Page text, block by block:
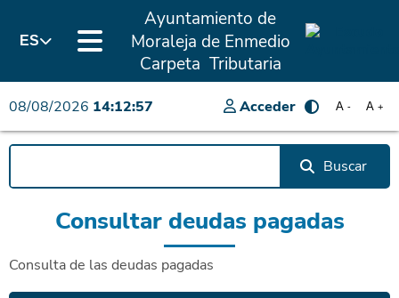
ES
Ayuntamiento de
Moraleja de Enmedio
Carpeta Tributaria
08/08/2026 14:12:57 Acceder A +
A -
Buscar
Consultar deudas pagadas
Consulta de las deudas pagadas